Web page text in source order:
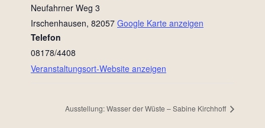
Neufahrner Weg 3
Irschenhausen, 82057 Google Karte anzeigen
Telefon
08178/4408
Veranstaltungsort-Website anzeigen
Ausstellung: Wasser der Wüste – Sabine Kirchhoff